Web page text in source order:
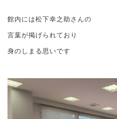
館内には松下幸之助さんの
言葉が掲げられており
身のしまる思いです